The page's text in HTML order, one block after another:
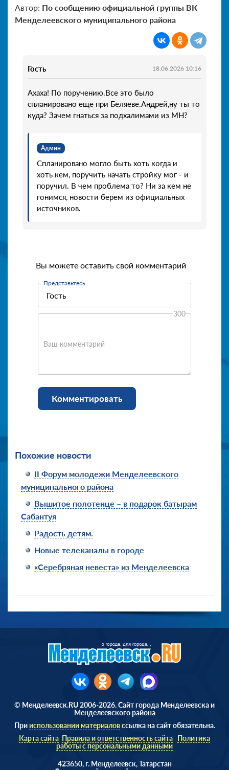
Автор: По сообщению официальной группы ВК
Менделеевского муниципального района
Гость 18.06.2026 10:16
Ахаха! По поручению.Все это было
спланировано еще при Беляеве.Андрей,ну ты то
куда? Зачем гнаться за подхалимами из МН?
Админ
Спланировано могло быть хоть когда и
хоть кем, поручить начать стройку мог - и
поручил. В чем проблема то? Ни за кем не
гонимся, новости берем из официальных
источников.
Вы можете оставить свой комментарий
Представьтесь
Ваш комментарий
300
Комментировать
Похожие новости
II Форум молодежи Менделеевского
муниципального района
Вышитое полотенце – в подарок батырам
Сабантуя
Радость детям.
Новые телеканалы в городе
«Серебряная невеста» из Менделеевска
© Менделеевск.RU 2006-2026. Сайт города Менделеевска и
Менделеевского района
Прииспользовании материаловссылка на сайт обязательна.
Карта сайта Правила и ответственность сайта Политика
работы с персональными данными
423650, г. Менделеевск, Татарстан